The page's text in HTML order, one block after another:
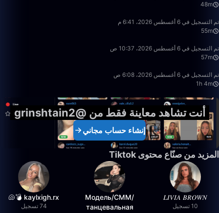
48m
55:52
تم التسجيل في 6 أغسطس 2026، 6:41 م
55m
56:59
تم التسجيل في 6 أغسطس 2026، 10:37 ص
57m
1:04:49
تم التسجيل في 6 أغسطس 2026، 6:08 ص
1h 4m
أنت تشاهد معاينة فقط من @grinshtain2
إنشاء حساب مجاني
المزيد من صنّاع محتوى Tiktok
𝐿𝐼𝑉𝐼𝐴 𝐵𝑅𝑂𝑊𝑁
10 تسجيل
Модель/СММ/
танцевальная
kaylxigh.rx 💣🐚
74 تسجيل